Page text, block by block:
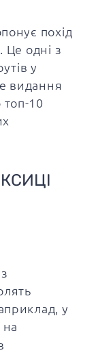
похід
Це одні з
у
видання
топ-10
у